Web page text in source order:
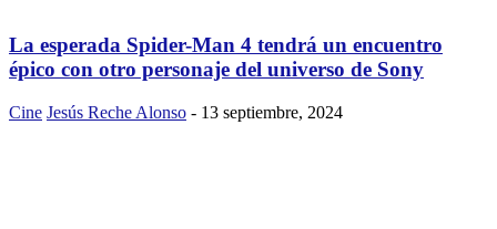
La esperada Spider-Man 4 tendrá un encuentro
épico con otro personaje del universo de Sony
Cine Jesús Reche Alonso - 13 septiembre, 2024